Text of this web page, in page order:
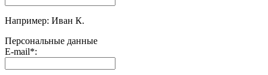
Например: Иван К.
Персональные данные
E-mail*: